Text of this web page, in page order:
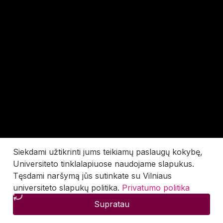
Siekdami užtikrinti jums teikiamų paslaugų kokybę,
Universiteto tinklalapiuose naudojame slapukus.
Tęsdami naršymą jūs sutinkate su Vilniaus
universiteto slapukų politika. Privatumo politika
Supratau